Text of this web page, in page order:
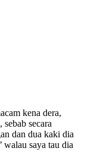
kena dera,
secara
dan dua kaki dia
walau saya tau dia